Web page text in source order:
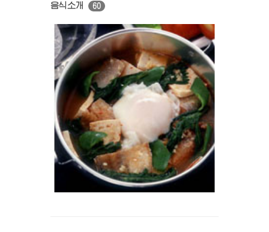
음식소개 60